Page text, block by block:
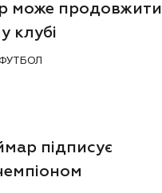
може продовжити
клубі
підписує